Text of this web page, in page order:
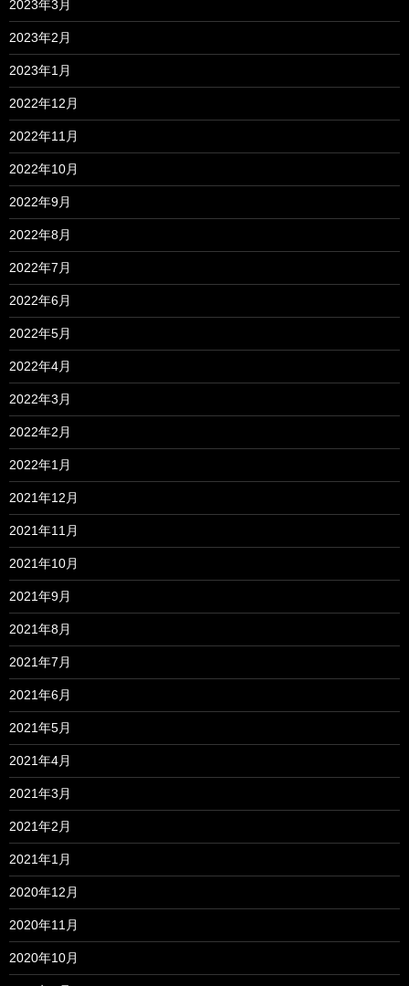
2023年3月
2023年2月
2023年1月
2022年12月
2022年11月
2022年10月
2022年9月
2022年8月
2022年7月
2022年6月
2022年5月
2022年4月
2022年3月
2022年2月
2022年1月
2021年12月
2021年11月
2021年10月
2021年9月
2021年8月
2021年7月
2021年6月
2021年5月
2021年4月
2021年3月
2021年2月
2021年1月
2020年12月
2020年11月
2020年10月